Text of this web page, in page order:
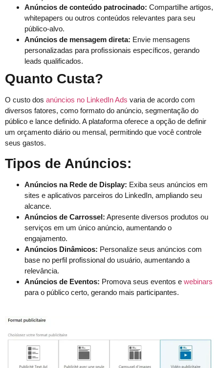
Anúncios de conteúdo patrocinado: Compartilhe artigos,
whitepapers ou outros conteúdos relevantes para seu
público-alvo.
Anúncios de mensagem direta: Envie mensagens
personalizadas para profissionais específicos, gerando
leads qualificados.
Quanto Custa?
O custo dos anúncios no LinkedIn Ads varia de acordo com
diversos fatores, como formato do anúncio, segmentação do
público e lance definido. A plataforma oferece a opção de definir
um orçamento diário ou mensal, permitindo que você controle
seus gastos.
Tipos de Anúncios:
Anúncios na Rede de Display: Exiba seus anúncios em
sites e aplicativos parceiros do LinkedIn, ampliando seu
alcance.
Anúncios de Carrossel: Apresente diversos produtos ou
serviços em um único anúncio, aumentando o
engajamento.
Anúncios Dinâmicos: Personalize seus anúncios com
base no perfil profissional do usuário, aumentando a
relevância.
Anúncios de Eventos: Promova seus eventos e webinars
para o público certo, gerando mais participantes.